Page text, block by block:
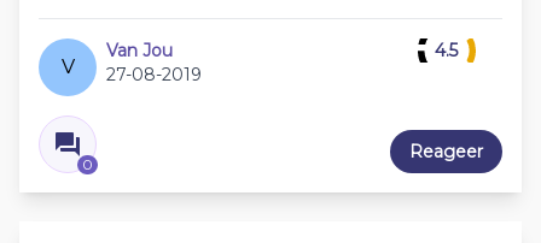
V
Van Jou
27-08-2019
0
4.5
Reageer